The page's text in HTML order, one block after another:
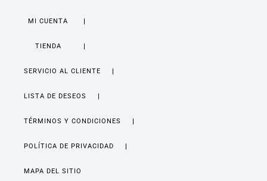
MI CUENTA
TIENDA
SERVICIO AL CLIENTE
LISTA DE DESEOS
TÉRMINOS Y CONDICIONES
POLÍTICA DE PRIVACIDAD
MAPA DEL SITIO